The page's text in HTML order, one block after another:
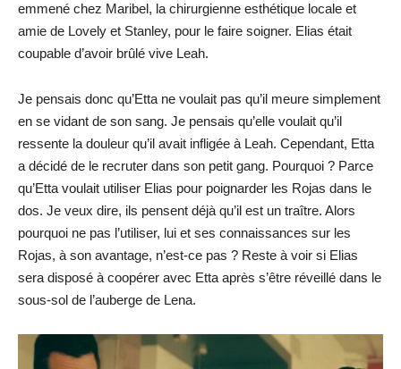
emmené chez Maribel, la chirurgienne esthétique locale et
amie de Lovely et Stanley, pour le faire soigner. Elias était
coupable d’avoir brûlé vive Leah.
Je pensais donc qu’Etta ne voulait pas qu’il meure simplement
en se vidant de son sang. Je pensais qu’elle voulait qu’il
ressente la douleur qu’il avait infligée à Leah. Cependant, Etta
a décidé de le recruter dans son petit gang. Pourquoi ? Parce
qu’Etta voulait utiliser Elias pour poignarder les Rojas dans le
dos. Je veux dire, ils pensent déjà qu’il est un traître. Alors
pourquoi ne pas l’utiliser, lui et ses connaissances sur les
Rojas, à son avantage, n’est-ce pas ? Reste à voir si Elias
sera disposé à coopérer avec Etta après s’être réveillé dans le
sous-sol de l’auberge de Lena.